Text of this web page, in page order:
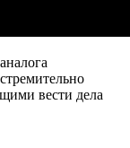
вести дела